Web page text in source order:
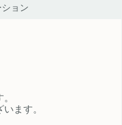
採用というスタイルの保育園も増え
ル欄に注目のカテゴリを見たとい
旨をご入力ください。 メディパー
ョン
ます。